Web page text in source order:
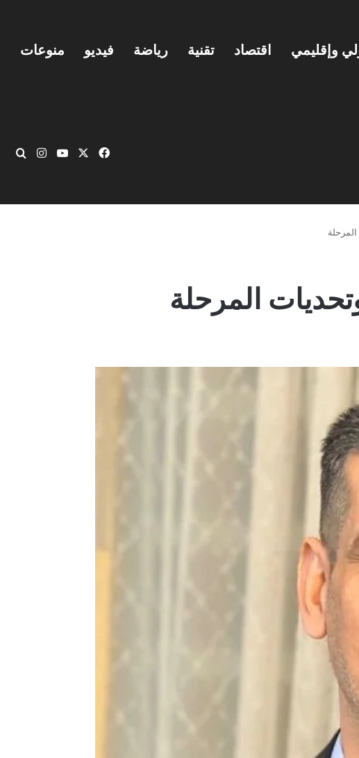
وإقليمي اقتصاد تقنية رياضة فيديو منوعات
فيسبوك ‫YouTube
المرحلة